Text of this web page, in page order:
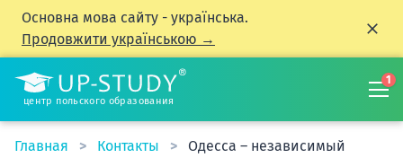
Основна мова сайту - українська.
Продовжити українською →
центр польского образования
1
Главная Контакты
Одесса – независимый